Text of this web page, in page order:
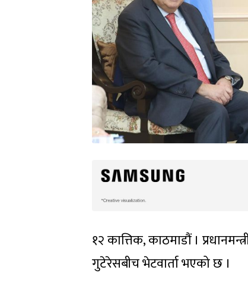
१२ कात्तिक, काठमाडौं ।
गुटेरेसबीच भेटवार्ता भएको छ ।